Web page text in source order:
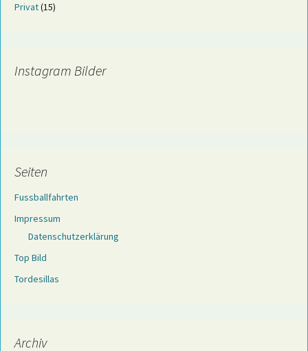
Privat(15)
Instagram Bilder
Seiten
Fussballfahrten
Impressum
Datenschutzerklärung
Top Bild
Tordesillas
Archiv